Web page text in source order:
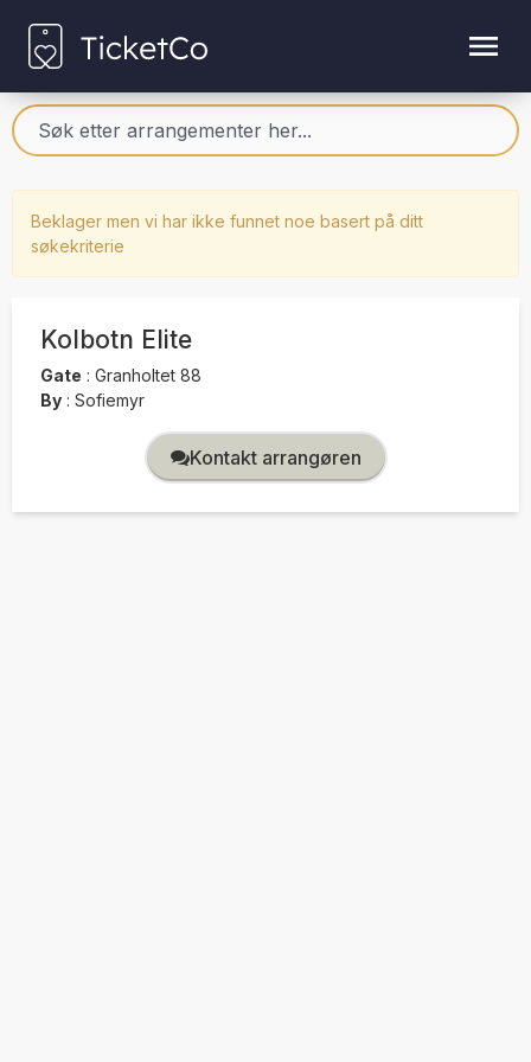
Beklager men vi har ikke funnet noe basert på ditt
søkekriterie
Kolbotn Elite
Gate : Granholtet 88
By : Sofiemyr
Kontakt arrangøren